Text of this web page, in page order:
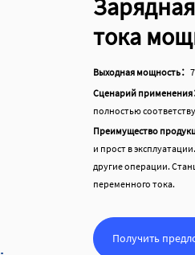
тока
Выходная мощность：
Сценарий применения
полностью
Преимущество
и прост в
другие операции.
переменного тока.
Получить